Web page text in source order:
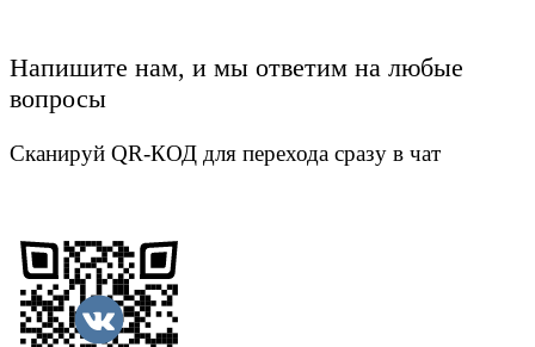
Напишите нам, и мы ответим на любые
вопросы
Сканируй QR-КОД для перехода сразу в чат